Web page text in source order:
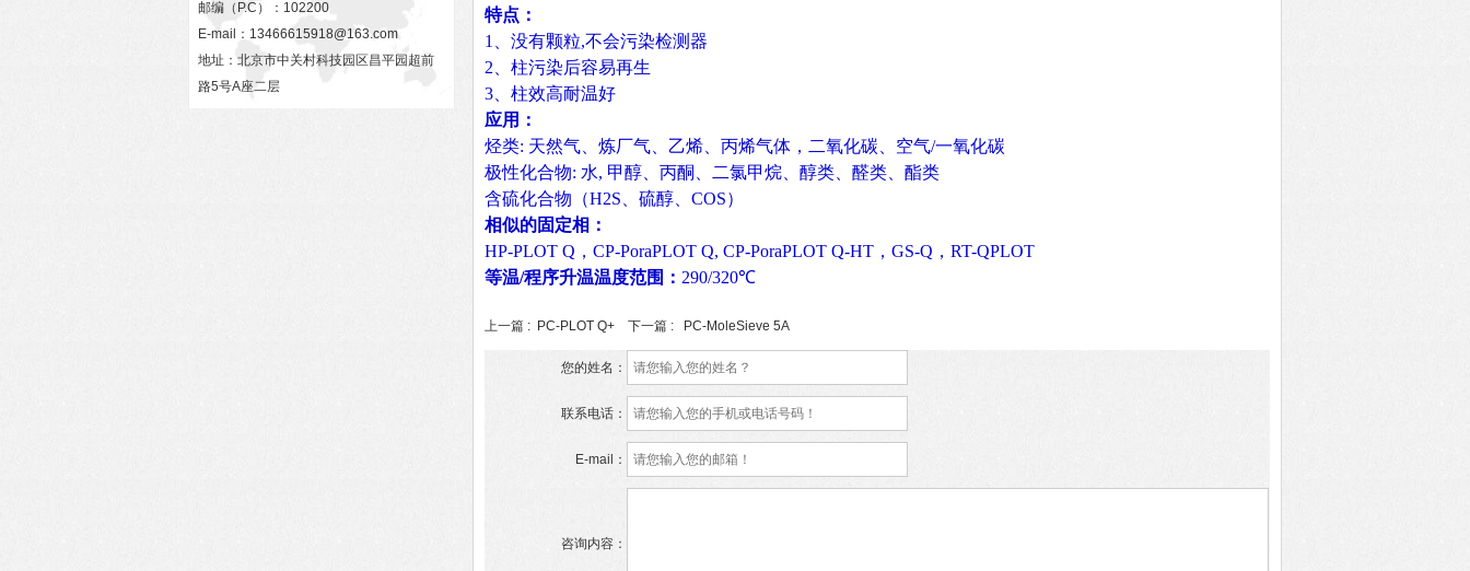
邮编（P.C）：102200
E-mail： 13466615918@163.com
地址：北京市中关村科技园区昌平园超前
路5号A座二层
特点：
1、没有颗粒,不会污染检测器
2、柱污染后容易再生
3、柱效高耐温好
应用：
烃类: 天然气、炼厂气、乙烯、丙烯气体，二氧化碳、空气/一氧化碳
极性化合物: 水, 甲醇、丙酮、二氯甲烷、醇类、醛类、酯类
含硫化合物（H2S、硫醇、COS）
相似的固定相：
HP-PLOT Q，CP-PoraPLOT Q, CP-PoraPLOT Q-HT，GS-Q，RT-QPLOT
等温/程序升温温度范围： 290/320℃
上一篇 : PC-PLOT Q+ 下一篇 : PC-MoleSieve 5A
您的姓名：
联系电话：
E-mail：
咨询内容：